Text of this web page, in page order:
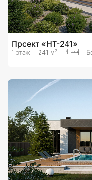
Проект «HT-241»
1 этаж 241 м 2 4